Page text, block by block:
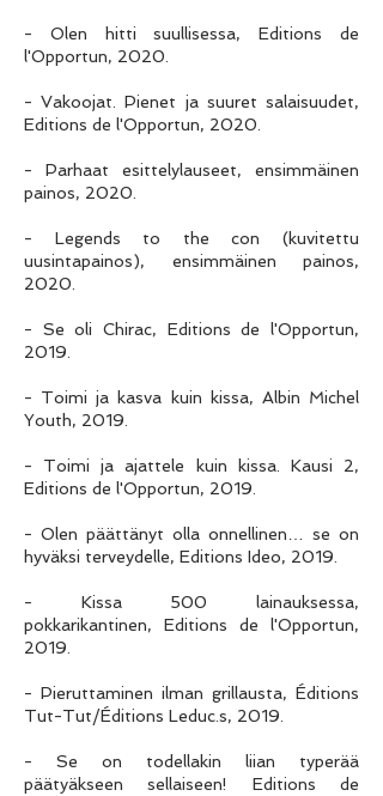
- Olen hitti suullisessa, Editions de
l'Opportun, 2020.
- Vakoojat. Pienet ja suuret salaisuudet,
Editions de l'Opportun, 2020.
- Parhaat esittelylauseet, ensimmäinen
painos, 2020.
- Legends to the con (kuvitettu
uusintapainos), ensimmäinen painos,
2020.
- Se oli Chirac, Editions de l'Opportun,
2019.
- Toimi ja kasva kuin kissa, Albin Michel
Youth, 2019.
- Toimi ja ajattele kuin kissa. Kausi 2,
Editions de l'Opportun, 2019.
- Olen päättänyt olla onnellinen… se on
hyväksi terveydelle, Editions Ideo, 2019.
- Kissa 500 lainauksessa,
pokkarikantinen, Editions de l'Opportun,
2019.
- Pieruttaminen ilman grillausta, Éditions
Tut-Tut/Éditions Leduc.s, 2019.
- Se on todellakin liian typerää
päätyäkseen sellaiseen! Editions de